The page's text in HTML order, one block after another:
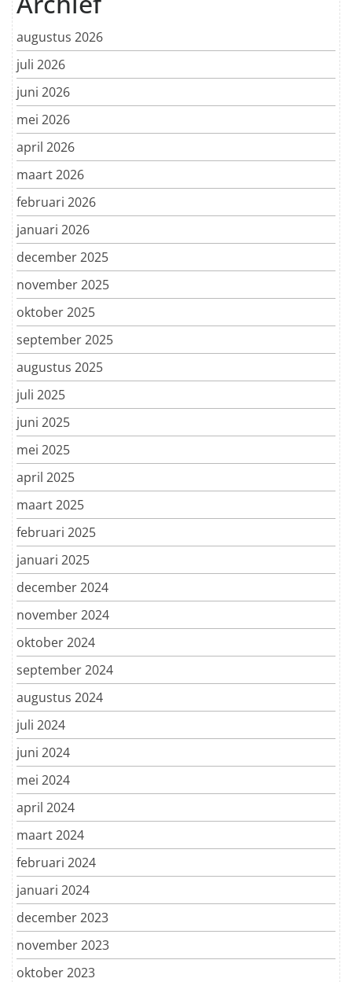
augustus 2026
juli 2026
juni 2026
mei 2026
april 2026
maart 2026
februari 2026
januari 2026
december 2025
november 2025
oktober 2025
september 2025
augustus 2025
juli 2025
juni 2025
mei 2025
april 2025
maart 2025
februari 2025
januari 2025
december 2024
november 2024
oktober 2024
september 2024
augustus 2024
juli 2024
juni 2024
mei 2024
april 2024
maart 2024
februari 2024
januari 2024
december 2023
november 2023
oktober 2023